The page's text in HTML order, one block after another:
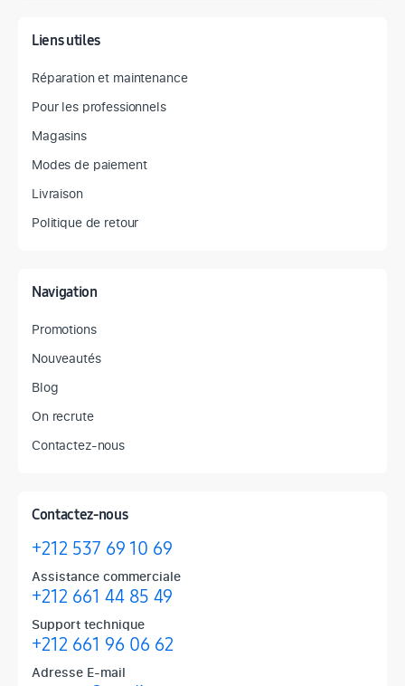
Liens utiles
Réparation et maintenance
Pour les professionnels
Magasins
Modes de paiement
Livraison
Politique de retour
Navigation
Promotions
Nouveautés
Blog
On recrute
Contactez-nous
Contactez-nous
+212 537 69 10 69
Assistance commerciale
+212 661 44 85 49
Support technique
+212 661 96 06 62
Adresse E-mail